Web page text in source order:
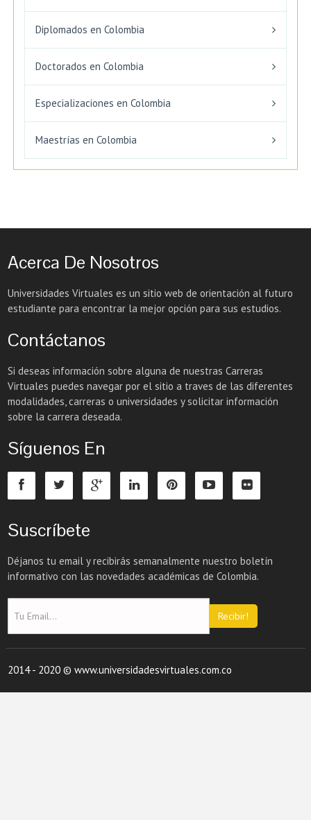
Diplomados en Colombia
Doctorados en Colombia
Especializaciones en Colombia
Maestrías en Colombia
Acerca De Nosotros
Universidades Virtuales es un sitio web de orientación al futuro
estudiante para encontrar la mejor opción para sus estudios.
Contáctanos
Si deseas información sobre alguna de nuestras Carreras
Virtuales puedes navegar por el sitio a traves de las diferentes
modalidades, carreras o universidades y solicitar información
sobre la carrera deseada.
Síguenos En
Suscríbete
Déjanos tu email y recibirás semanalmente nuestro boletín
informativo con las novedades académicas de Colombia.
Recibir!
2014 - 2020 © www.universidadesvirtuales.com.co